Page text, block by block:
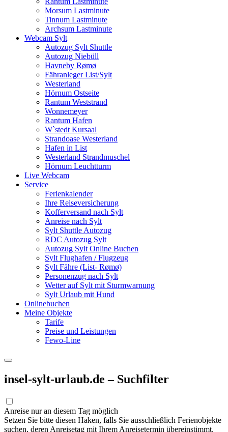
Morsum Lastminute
Tinnum Lastminute
Archsum Lastminute
Webcam Sylt
Autozug Sylt Shuttle
Autozug Niebüll
Havneby Rømø
Fähranleger List/Sylt
Westerland
Hörnum Ostseite
Rantum Weststrand
Wonnemeyer
Rantum Hafen
W`stedt Kursaal
Strandoase Westerland
Hafen in List
Westerland Strandmuschel
Hörnum Leuchtturm
Live Webcam
Service
Ferienkalender
Ihre Reiseversicherung
Kofferversand nach Sylt
Anreise nach Sylt
Sylt Shuttle Autozug
RDC Autozug Sylt
Autozug Sylt Online Buchen
Sylt Flughafen / Flugzeug
Sylt Fähre (List- Rømø)
Personenzug nach Sylt
Wetter auf Sylt mit Sturmwarnung
Sylt Urlaub mit Hund
Onlinebuchen
Meine Objekte
Tarife
Preise und Leistungen
Fewo-Line
insel-sylt-urlaub.de – Suchfilter
Anreise nur an diesem Tag möglich
Setzen Sie bitte diesen Haken, falls Sie ausschließlich Ferienobjekte
suchen, deren Anreisetag mit Ihrem Anreisetermin übereinstimmt.